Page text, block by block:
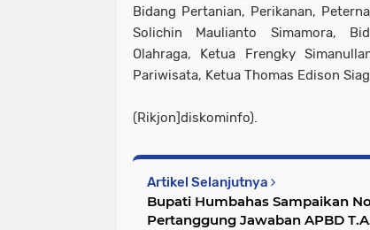
Bidang Pertanian, Perikanan,
Solichin Maulianto Simamora,
Olahraga, Ketua Frengky
Pariwisata, Ketua Thomas Edison
(Rikjon]diskominfo).
Artikel Selanjutnya
Bupati Humbahas Sampaikan
Pertanggung Jawaban APBD